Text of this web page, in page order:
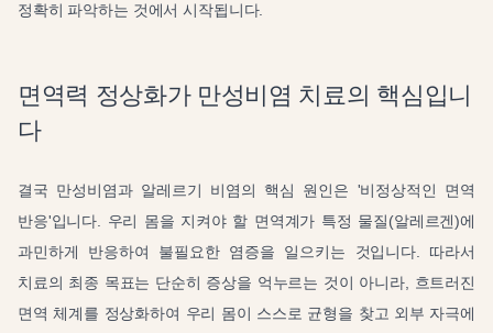
정확히 파악하는 것에서 시작됩니다.
면역력 정상화가 만성비염 치료의 핵심입니
다
결국 만성비염과 알레르기 비염의 핵심 원인은 '비정상적인 면역
반응'입니다. 우리 몸을 지켜야 할 면역계가 특정 물질(알레르겐)에
과민하게 반응하여 불필요한 염증을 일으키는 것입니다. 따라서
치료의 최종 목표는 단순히 증상을 억누르는 것이 아니라, 흐트러진
면역 체계를 정상화하여 우리 몸이 스스로 균형을 찾고 외부 자극에